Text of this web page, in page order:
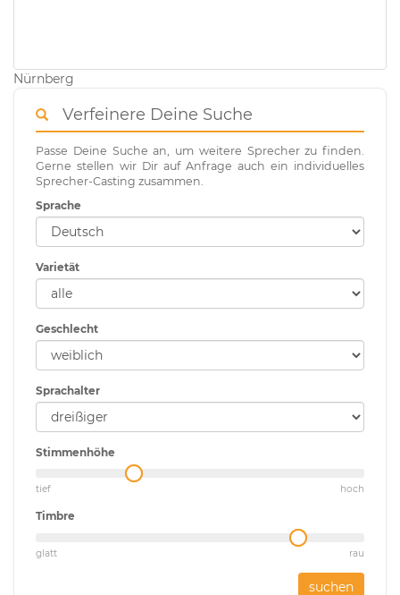
Nürnberg
Verfeinere Deine Suche
Passe Deine Suche an, um weitere Sprecher zu finden.
Gerne stellen wir Dir auf Anfrage auch ein individuelles
Sprecher-Casting zusammen.
Sprache
Varietät
Geschlecht
Sprachalter
Stimmenhöhe
tief hoch
Timbre
glatt rau
suchen